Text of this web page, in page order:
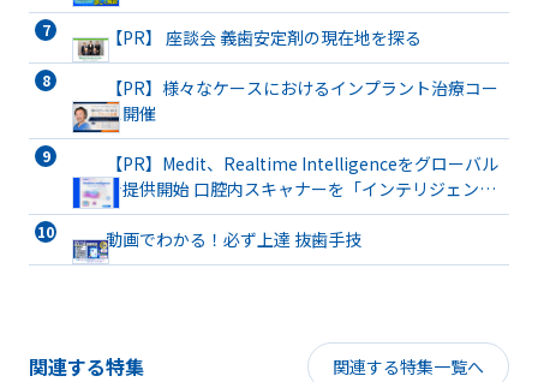
【PR】 座談会 義歯安定剤の現在地を探る
【PR】様々なケースにおけるインプラント治療コー
ス開催
【PR】Medit、Realtime Intelligenceをグローバル
で提供開始 口腔内スキャナーを「インテリジェント
な臨床パートナー」へと進化
動画でわかる！必ず上達 抜歯手技
関連する特集 関連する特集一覧へ